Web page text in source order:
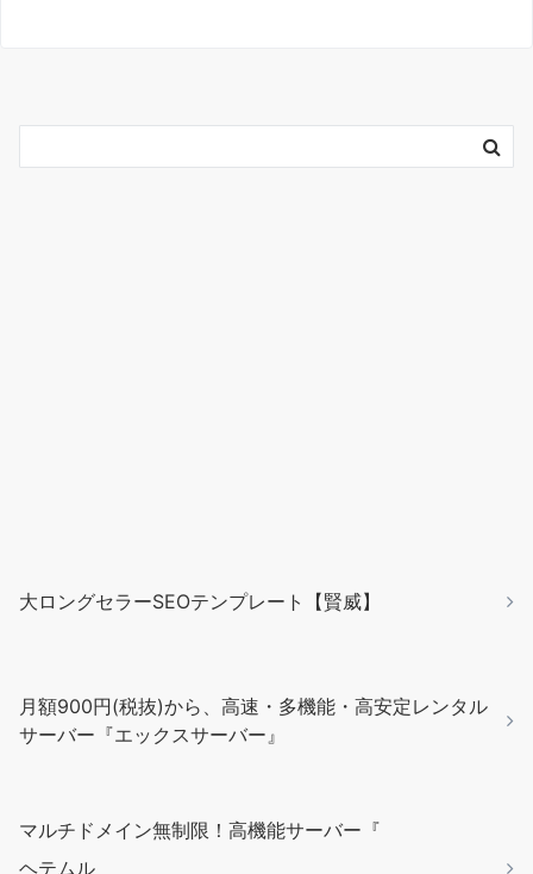
大ロングセラーSEOテンプレート【賢威】
月額900円(税抜)から、高速・多機能・高安定レンタル
サーバー『エックスサーバー』
マルチドメイン無制限！高機能サーバー『
ヘテムル